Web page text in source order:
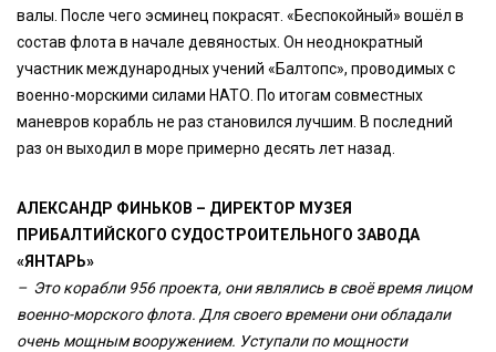
валы. После чего эсминец покрасят. «Беспокойный» вошёл в
состав флота в начале девяностых. Он неоднократный
участник международных учений «Балтопс», проводимых с
военно-морскими силами НАТО. По итогам совместных
маневров корабль не раз становился лучшим. В последний
раз он выходил в море примерно десять лет назад.
АЛЕКСАНДР ФИНЬКОВ – ДИРЕКТОР МУЗЕЯ
ПРИБАЛТИЙСКОГО СУДОСТРОИТЕЛЬНОГО ЗАВОДА
«ЯНТАРЬ»
– Это корабли 956 проекта, они являлись в своё время лицом
военно-морского флота. Для своего времени они обладали
очень мощным вооружением. Уступали по мощности